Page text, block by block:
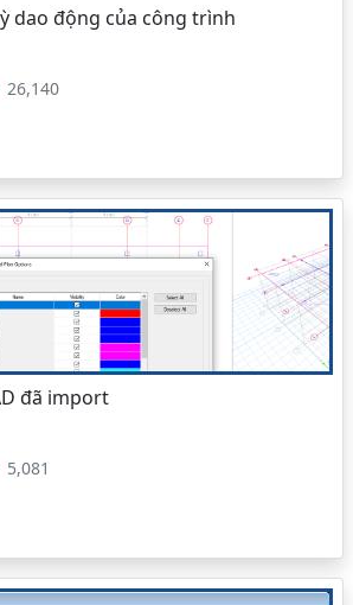
dao động của công trình
26,140
đã import
5,081